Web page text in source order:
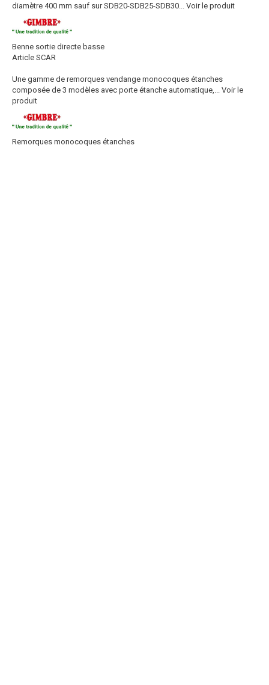
diamètre 400 mm sauf sur SDB20-SDB25-SDB30...
Voir le produit
Benne sortie directe basse
Article SCAR
Une gamme de remorques vendange monocoques étanches
composée de 3 modèles avec porte étanche automatique,...
Voir le
produit
Remorques monocoques étanches